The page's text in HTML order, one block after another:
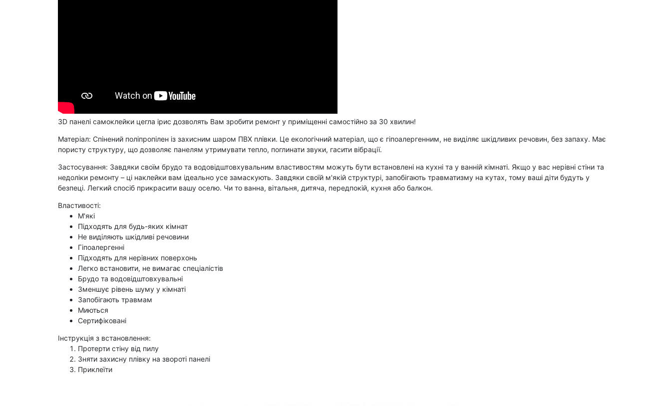
3D панелі самоклейки цегла ірис дозволять Вам зробити ремонт у приміщенні самостійно за 30 хвилин!
Матеріал: Спінений поліпропілен із захисним шаром ПВХ плівки. Це екологічний матеріал, що є гіпоалергенним, не виділяє шкідливих речовин, без запаху. Має
пористу структуру, що дозволяє панелям утримувати тепло, поглинати звуки, гасити вібрації.
Застосування: Завдяки своїм брудо та водовідштовхувальним властивостям можуть бути встановлені на кухні та у ванній кімнаті. Якщо у вас нерівні стіни та
недоліки ремонту – ці наклейки вам ідеально усе замаскують. Завдяки своїй м'якій структурі, запобігають травматизму на кутах, тому ваші діти будуть у
безпеці. Легкий спосіб прикрасити вашу оселю. Чи то ванна, вітальня, дитяча, передпокій, кухня або балкон.
Властивості:
М'які
Підходять для будь-яких кімнат
Не виділяють шкідливі речовини
Гіпоалергенні
Підходять для нерівних поверхонь
Легко встановити, не вимагає спеціалістів
Брудо та водовідштовхувальні
Зменшує рівень шуму у кімнаті
Запобігають травмам
Миються
Сертифіковані
​Інструкція з встановлення:
Протерти стіну від пилу
Зняти захисну плівку на звороті панелі
Приклеїти